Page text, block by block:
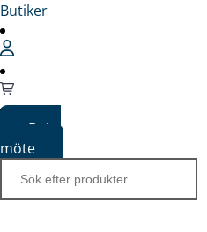
Butiker
Boka
möte